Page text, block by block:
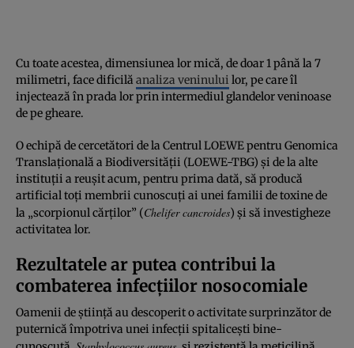
Cu toate acestea, dimensiunea lor mică, de doar 1 până la 7
milimetri, face dificilă analiza veninului lor, pe care îl
injectează în prada lor prin intermediul glandelor veninoase
de pe gheare.
O echipă de cercetători de la Centrul LOEWE pentru Genomica
Translațională a Biodiversității (LOEWE-TBG) și de la alte
instituții a reușit acum, pentru prima dată, să producă
artificial toți membrii cunoscuți ai unei familii de toxine de
la „scorpionul cărților” (Chelifer cancroides) și să investigheze
activitatea lor.
Rezultatele ar putea contribui la
combaterea infecțiilor nosocomiale
Oamenii de știință au descoperit o activitate surprinzător de
puternică împotriva unei infecții spitalicești bine-